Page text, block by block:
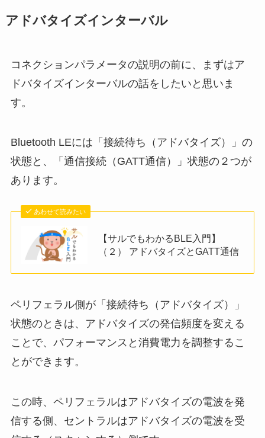
アドバタイズインターバル
コネクションパラメータの説明の前に、まずはア
ドバタイズインターバルの話をしたいと思いま
す。
Bluetooth LEには「接続待ち（アドバタイズ）」の
状態と、「通信接続（GATT通信）」状態の２つが
あります。
あわせて読みたい
【サルでもわかるBLE入門】
（２） アドバタイズとGATT通信
ペリフェラル側が「接続待ち（アドバタイズ）」
状態のときは、アドバタイズの発信頻度を変える
ことで、パフォーマンスと消費電力を調整するこ
とができます。
この時、ペリフェラルはアドバタイズの電波を発
信する側、セントラルはアドバタイズの電波を受